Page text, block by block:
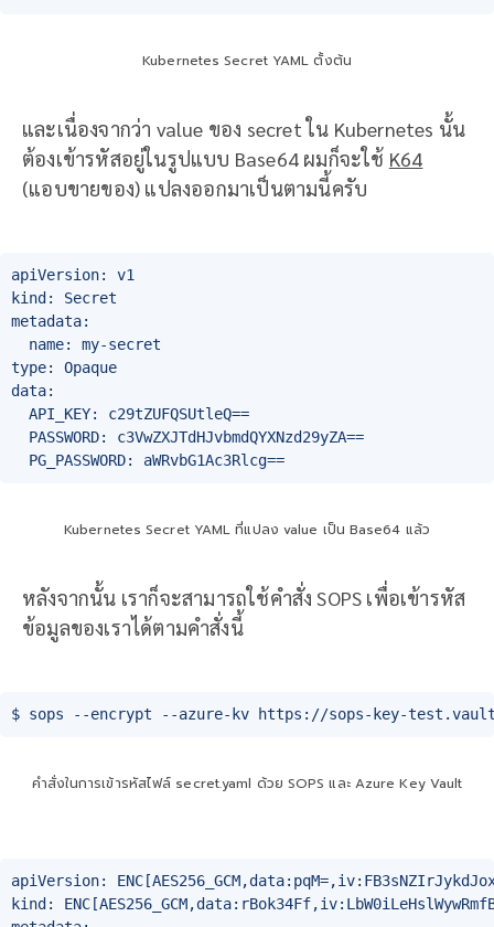
Kubernetes Secret YAML ตั้งต้น
และเนื่องจากว่า value ของ secret ใน Kubernetes นั้น
ต้องเข้ารหัสอยู่ในรูปแบบ Base64 ผมก็จะใช้ K64
(แอบขายของ) แปลงออกมาเป็นตามนี้ครับ
apiVersion: v1
kind: Secret
metadata:
  name: my-secret
type: Opaque
data:
  API_KEY: c29tZUFQSUtleQ==
  PASSWORD: c3VwZXJTdHJvbmdQYXNzd29yZA==
Kubernetes Secret YAML ที่แปลง value เป็น Base64 แล้ว
หลังจากนั้น เราก็จะสามารถใช้คำสั่ง SOPS เพื่อเข้ารหัส
ข้อมูลของเราได้ตามคำสั่งนี้
$ sops --encrypt --azure-kv https://sops-key-
คำสั่งในการเข้ารหัสไฟล์ secret.yaml ด้วย SOPS และ Azure Key Vault
apiVersion:
kind: